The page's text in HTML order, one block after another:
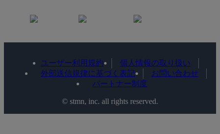
ユーザー利用規約
個人情報の取り扱い
外部送信規律に基づく表記
お問い合わせ
パートナー制度
©️ stmn, inc. all rights reserved.